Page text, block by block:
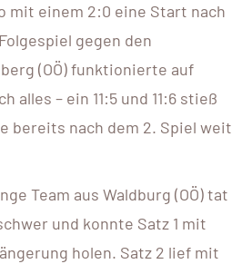
mit einem 2:0 eine Start nach
gegen den
(OÖ) funktionierte auf
alles – ein 11:5 und 11:6 stieß
bereits nach dem 2. Spiel weit
Team aus Waldburg (OÖ) tat
und konnte Satz 1 mit
holen. Satz 2 lief mit